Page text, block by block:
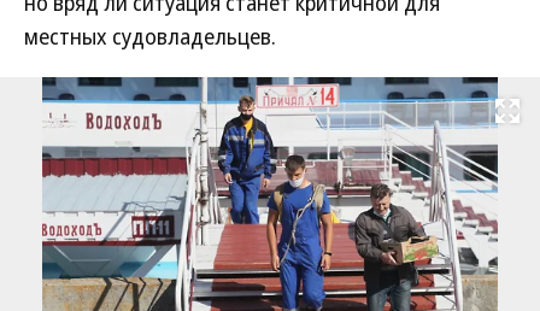
местных судовладельцев.
Развернуть